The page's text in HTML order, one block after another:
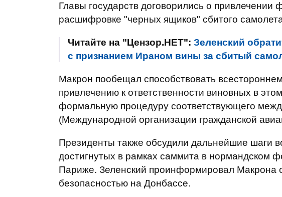
Главы государств договорились о привлечении
расшифровке "черных ящиков" сбитого
Читайте на "Цензор.НЕТ": Зеленский
с признанием Ираном вины за сбитый
Макрон пообещал способствовать
привлечению к ответственности виновных в
формальную процедуру соответствующего
(Международной организации гражданской
Президенты также обсудили дальнейшие шаги
достигнутых в рамках саммита в нормандском
Париже. Зеленский проинформировал Макрона
безопасностью на Донбассе.